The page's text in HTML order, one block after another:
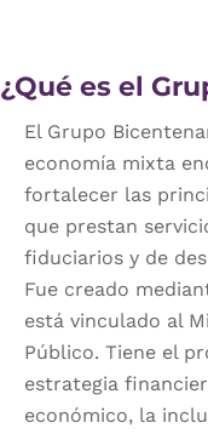
¿Qué es el
El Grupo
economía mixta
fortalecer las
que prestan
fiduciarios y de
Fue creado
está vinculado al
Público. Tiene el
estrategia
económico, la